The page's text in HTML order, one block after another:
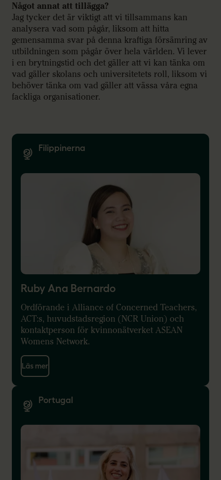
Något annat att tillägga?
Jag tycker det är viktigt att vi tillsammans kan
analysera vad som pågår, liksom att hitta
gemensamma svar på denna kraftiga försämring av
utbildningen som pågår över hela världen. Vi lever
i en brytningstid och det gäller att vi kan tänka om
vad gäller skolans och universitetets roll, liksom vi
behöver tänka om vad gäller att vässa våra egna
fackliga organisationer.
Filippinerna
Ruby Ana Bernardo
Ordförande i Alliance of Concerned Teachers,
ACT:s, huvudstadsregion (NCR Union) och
kontaktperson för kvinnonätverket ASEAN
Womens Network.
Läs mer
Portugal